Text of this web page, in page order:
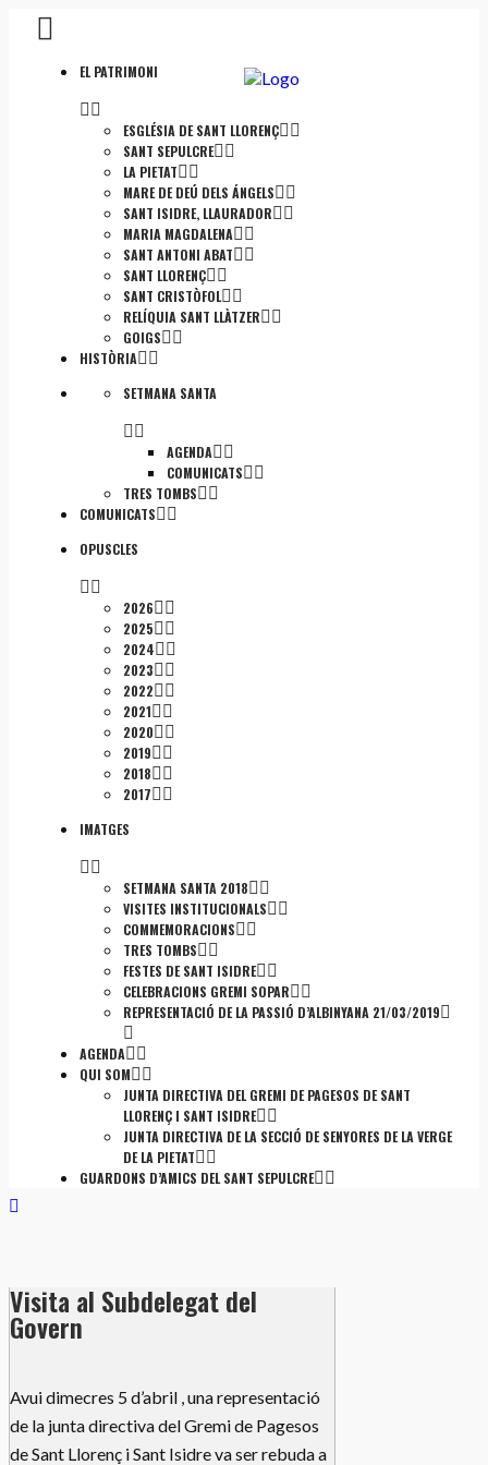
EL PATRIMONI
ESGLÉSIA DE SANT LLORENÇ
SANT SEPULCRE
LA PIETAT
MARE DE DEÚ DELS ÁNGELS
SANT ISIDRE, LLAURADOR
MARIA MAGDALENA
SANT ANTONI ABAT
SANT LLORENÇ
SANT CRISTÒFOL
RELÍQUIA SANT LLÀTZER
GOIGS
HISTÒRIA
SETMANA SANTA
AGENDA
COMUNICATS
TRES TOMBS
COMUNICATS
OPUSCLES
2026
2025
2024
2023
2022
2021
2020
2019
2018
2017
IMATGES
SETMANA SANTA 2018
VISITES INSTITUCIONALS
COMMEMORACIONS
TRES TOMBS
FESTES DE SANT ISIDRE
CELEBRACIONS GREMI SOPAR
REPRESENTACIÓ DE LA PASSIÓ D’ALBINYANA 21/03/2019
AGENDA
QUI SOM
JUNTA DIRECTIVA DEL GREMI DE PAGESOS DE SANT
LLORENÇ I SANT ISIDRE
JUNTA DIRECTIVA DE LA SECCIÓ DE SENYORES DE LA VERGE
DE LA PIETAT
GUARDONS D’AMICS DEL SANT SEPULCRE
Visita al Subdelegat del
Govern
Avui dimecres 5 d’abril , una representació
de la junta directiva del Gremi de Pagesos
de Sant Llorenç i Sant Isidre va ser rebuda a